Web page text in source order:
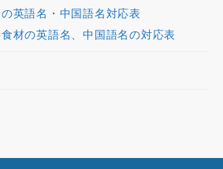
英語名・中国語名対応表
材の英語名、中国語名の対応表